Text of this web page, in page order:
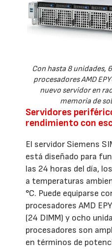
Con hasta 8 unidades,
procesadores AMD
nuevo servidor en
memoria de
Servidores
rendimiento con
El servidor Siemens
está diseñado para
las 24 horas del día,
a temperaturas
°C. Puede equiparse
procesadores AMD
(24 DIMM) y ocho
procesadores son
en términos de